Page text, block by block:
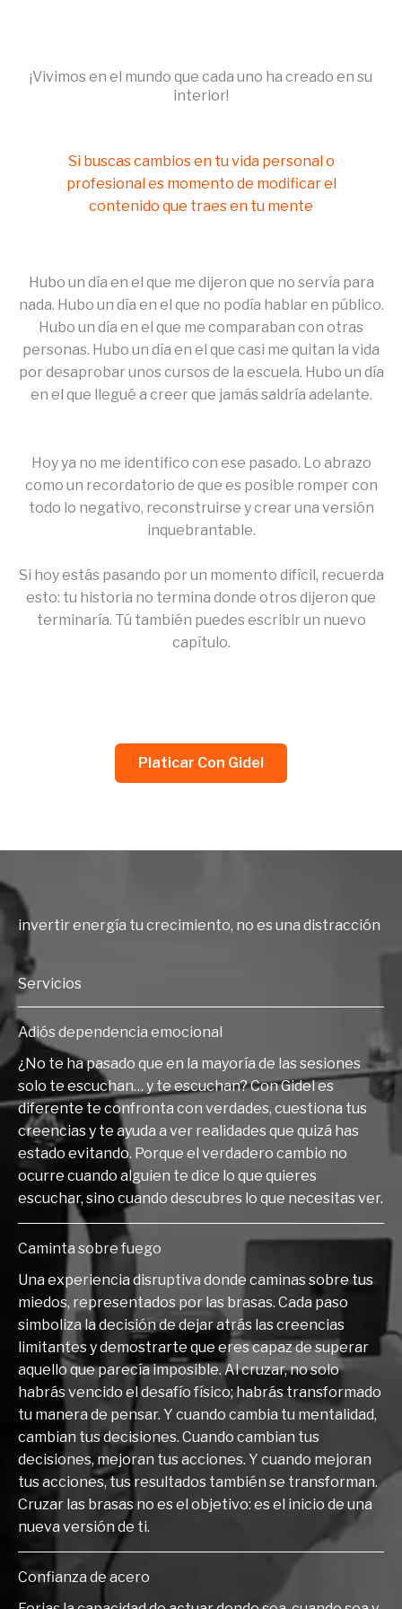
¡Vivimos en el mundo que cada uno ha creado en su
interior!
Si buscas cambios en tu vida personal o
profesional es momento de modificar el
contenido que traes en tu mente
Hubo un día en el que me dijeron que no servía para
nada. Hubo un día en el que no podía hablar en público.
Hubo un día en el que me comparaban con otras
personas. Hubo un día en el que casi me quitan la vida
por desaprobar unos cursos de la escuela. Hubo un día
en el que llegué a creer que jamás saldría adelante.
Hoy ya no me identifico con ese pasado. Lo abrazo
como un recordatorio de que es posible romper con
todo lo negativo, reconstruirse y crear una versión
inquebrantable.
Si hoy estás pasando por un momento difícil, recuerda
esto: tu historia no termina donde otros dijeron que
terminaría. Tú también puedes escribir un nuevo
capítulo.
Platicar Con Gidel
Servicios
Adiós dependencia emocional
¿No te ha pasado que en la mayoría de las sesiones
solo te escuchan… y te escuchan? Con Gidel es
diferente te confronta con verdades, cuestiona tus
creencias y te ayuda a ver realidades que quizá has
estado evitando. Porque el verdadero cambio no
ocurre cuando alguien te dice lo que quieres
escuchar, sino cuando descubres lo que necesitas ver.
Caminta sobre fuego
Una experiencia disruptiva donde caminas sobre tus
miedos, representados por las brasas. Cada paso
simboliza la decisión de dejar atrás las creencias
limitantes y demostrarte que eres capaz de superar
aquello que parecía imposible. Al cruzar, no solo
habrás vencido el desafío físico; habrás transformado
tu manera de pensar. Y cuando cambia tu mentalidad,
cambian tus decisiones. Cuando cambian tus
decisiones, mejoran tus acciones. Y cuando mejoran
tus acciones, tus resultados también se transforman.
Cruzar las brasas no es el objetivo: es el inicio de una
nueva versión de ti.
Confianza de acero
invertir energía tu crecimiento, no es una distracción